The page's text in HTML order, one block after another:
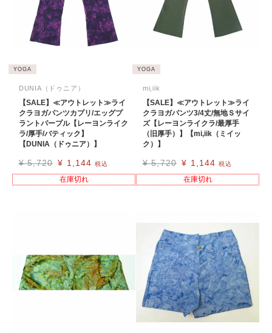
YOGA
DUNIA（ドゥニア）
【SALE】≪アウトレット≫ライ
クラヨガパンツカプリ/エッグプ
ラントパープル【レーヨンライク
ラ/厚手/バティック】
【DUNIA（ドゥニア）】
¥ 5,720 ¥ 1,144 税込
在庫切れ
YOGA
mi,iik
【SALE】≪アウトレット≫ライ
クラヨガパンツ3/4丈/無地Ｓサイ
ズ【レーヨンライクラ/最厚手
（旧厚手）】【mi,iik（ミイッ
ク）】
¥ 5,720 ¥ 1,144 税込
在庫切れ